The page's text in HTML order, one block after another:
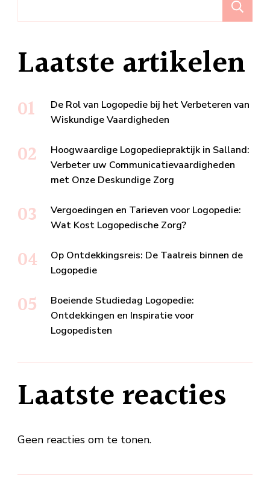
Laatste artikelen
De Rol van Logopedie bij het Verbeteren van
Wiskundige Vaardigheden
Hoogwaardige Logopediepraktijk in Salland:
Verbeter uw Communicatievaardigheden
met Onze Deskundige Zorg
Vergoedingen en Tarieven voor Logopedie:
Wat Kost Logopedische Zorg?
Op Ontdekkingsreis: De Taalreis binnen de
Logopedie
Boeiende Studiedag Logopedie:
Ontdekkingen en Inspiratie voor
Logopedisten
Laatste reacties
Geen reacties om te tonen.